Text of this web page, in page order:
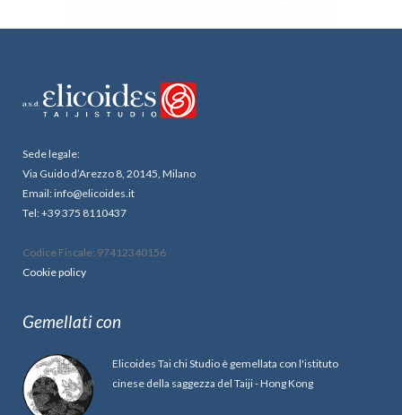
Sede legale:
Via Guido d’Arezzo 8, 20145, Milano
Email: info@elicoides.it
Tel: +39 375 8110437
Codice Fiscale: 97412340156
Cookie policy
Gemellati con
Elicoides Tai chi Studio è gemellata con l'istituto
cinese della saggezza del Taiji - Hong Kong